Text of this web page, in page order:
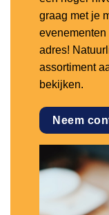
graag met je
adres!
assortiment
bekijken.
Neem